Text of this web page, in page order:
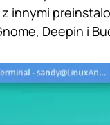
innymi
Deepin i